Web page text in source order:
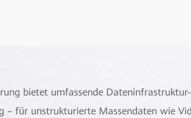
bietet umfassende
– für unstrukturierte Massendaten wie